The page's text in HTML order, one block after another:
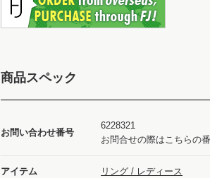
商品スペック
お問い合わせ番号
6228321
お問合せの際はこちらの
アイテム リング / レディース